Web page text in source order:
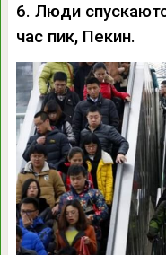
6. Люди
час пик, Пекин.